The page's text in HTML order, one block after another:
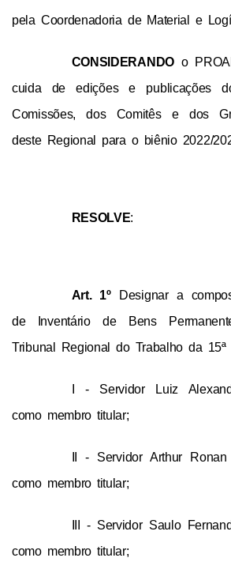
pela Coordenadoria de Material e
CONSIDERANDO o
cuida de edições e publicações
Comissões, dos Comitês e dos
deste Regional para o biênio 2022/
RESOLVE:
Art. 1º Designar a
de Inventário de Bens
Tribunal Regional do Trabalho da 15ª
I - Servidor Luiz
como membro titular;
II - Servidor Arthur
como membro titular;
III - Servidor Saulo
como membro titular;